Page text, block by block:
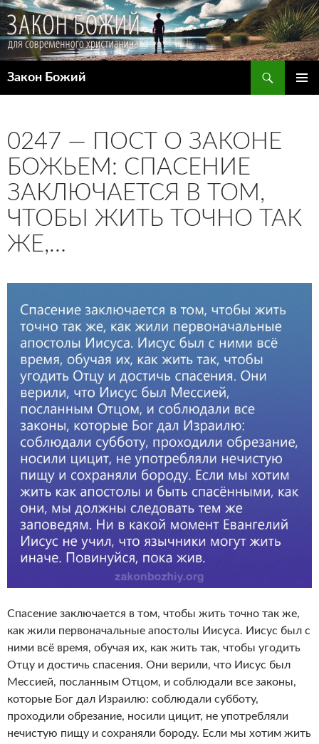
Закон Божий
0247 — ПОСТ О ЗАКОНЕ
БОЖЬЕМ: СПАСЕНИЕ
ЗАКЛЮЧАЕТСЯ В ТОМ,
ЧТОБЫ ЖИТЬ ТОЧНО ТАК
ЖЕ,…
Спасение заключается в том, чтобы жить точно так же,
как жили первоначальные апостолы Иисуса. Иисус был с
ними всё время, обучая их, как жить так, чтобы угодить
Отцу и достичь спасения. Они верили, что Иисус был
Мессией, посланным Отцом, и соблюдали все законы,
которые Бог дал Израилю: соблюдали субботу,
проходили обрезание, носили цицит, не употребляли
нечистую пищу и сохраняли бороду. Если мы хотим жить